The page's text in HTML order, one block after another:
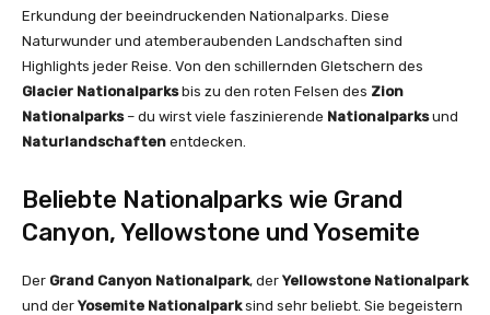
Erkundung der beeindruckenden Nationalparks. Diese
Naturwunder und atemberaubenden Landschaften sind
Highlights jeder Reise. Von den schillernden Gletschern des
Glacier Nationalparksbis zu den roten Felsen des Zion
Nationalparks– du wirst viele faszinierende Nationalparksund
Naturlandschaften entdecken.
Beliebte Nationalparks wie Grand
Canyon, Yellowstone und Yosemite
Der Grand Canyon Nationalpark, der Yellowstone Nationalpark
und der Yosemite Nationalparksind sehr beliebt. Sie begeistern